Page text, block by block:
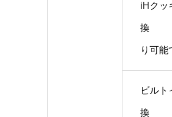
iHクッ
り可能
ビルト